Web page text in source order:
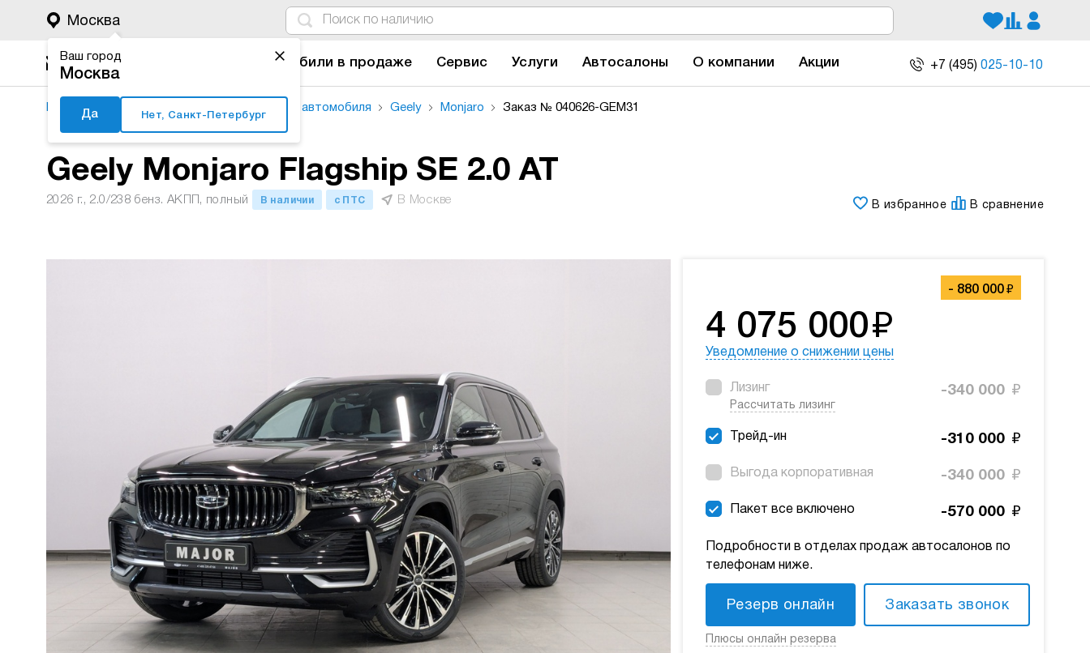
Москва
Ваш город
Москва
Да Нет, Санкт-Петербург
Автомобили в продаже Сервис Услуги Автосалоны О компании Акции +7 (495) 025-10-10
Major Auto Подбор автомобиля Geely Monjaro Заказ № 040626-GEM31
Geely Monjaro Flagship SE 2.0 AT
2026 г., 2.0/238 бенз. АКПП, полный В наличии с ПТС В Москве В избранное В сравнение
- 880 000 ₽
4 075 000₽
Уведомление о снижении цены
Лизинг
Рассчитать лизинг
-340 000 ₽
Трейд-ин -310 000 ₽
Выгода корпоративная -340 000 ₽
Пакет все включено -570 000 ₽
Подробности в отделах продаж автосалонов по
телефонам ниже.
Резерв онлайн Заказать звонок
Плюсы онлайн резерва